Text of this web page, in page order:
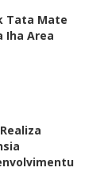
Tata Mate
Iha Area